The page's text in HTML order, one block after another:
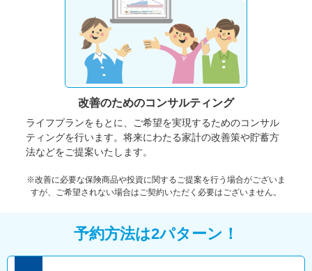
改善のためのコンサルティング
ライフプランをもとに、ご希望を実現するためのコンサル
ティングを行います。将来にわたる家計の改善策や貯蓄方
法などをご提案いたします。
※改善に必要な保険商品や投資に関するご提案を行う場合がございま
すが、ご希望されない場合はご契約いただく必要はございません。
予約方法は2パターン！